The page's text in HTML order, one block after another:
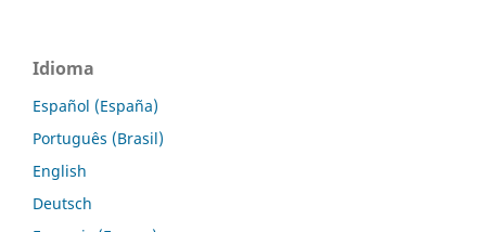
Idioma
Español (España)
Português (Brasil)
English
Deutsch